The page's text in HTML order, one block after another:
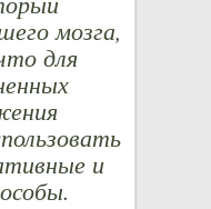
мозга,
для
и